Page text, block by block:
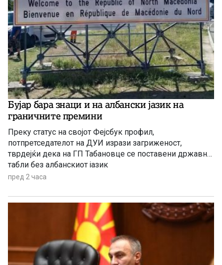
Бујар бара знаци и на албански јазик на
граничните премини
Преку статус на својот Фејсбук профил,
потпретседателот на ДУИ изрази загриженост,
тврдејќи дека на ГП Табановце се поставени државни
табли без албанскиот јазик
пред 2 часа